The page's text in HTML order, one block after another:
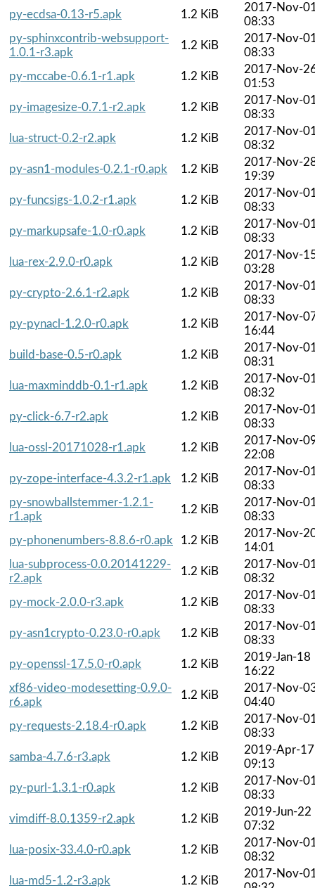
py-ecdsa-0.13-r5.apk
1.2 KiB
2017-Nov-
08:33
py-sphinxcontrib-websupport-
1.0.1-r3.apk
1.2 KiB
2017-Nov-
08:33
py-mccabe-0.6.1-r1.apk
1.2 KiB
2017-Nov-
01:53
py-imagesize-0.7.1-r2.apk
1.2 KiB
2017-Nov-
08:33
lua-struct-0.2-r2.apk
1.2 KiB
2017-Nov-
08:32
py-asn1-modules-0.2.1-r0.apk
1.2 KiB
2017-Nov-
19:39
py-funcsigs-1.0.2-r1.apk
1.2 KiB
2017-Nov-
08:33
py-markupsafe-1.0-r0.apk
1.2 KiB
2017-Nov-
08:33
lua-rex-2.9.0-r0.apk
1.2 KiB
2017-Nov-
03:28
py-crypto-2.6.1-r2.apk
1.2 KiB
2017-Nov-
08:33
py-pynacl-1.2.0-r0.apk
1.2 KiB
2017-Nov-
16:44
build-base-0.5-r0.apk
1.2 KiB
2017-Nov-
08:31
lua-maxminddb-0.1-r1.apk
1.2 KiB
2017-Nov-
08:32
py-click-6.7-r2.apk
1.2 KiB
2017-Nov-
08:33
lua-ossl-20171028-r1.apk
1.2 KiB
2017-Nov-
22:08
py-zope-interface-4.3.2-r1.apk
1.2 KiB
2017-Nov-
08:33
py-snowballstemmer-1.2.1-
r1.apk
1.2 KiB
2017-Nov-
08:33
py-phonenumbers-8.8.6-r0.apk
1.2 KiB
2017-Nov-
14:01
lua-subprocess-0.0.20141229-
r2.apk
1.2 KiB
2017-Nov-
08:32
py-mock-2.0.0-r3.apk
1.2 KiB
2017-Nov-
08:33
py-asn1crypto-0.23.0-r0.apk
1.2 KiB
2017-Nov-
08:33
py-openssl-17.5.0-r0.apk
1.2 KiB
2019-Jan-18
16:22
xf86-video-modesetting-0.9.0-
r6.apk
1.2 KiB
2017-Nov-
04:40
py-requests-2.18.4-r0.apk
1.2 KiB
2017-Nov-
08:33
samba-4.7.6-r3.apk
1.2 KiB
2019-Apr-17
09:13
py-purl-1.3.1-r0.apk
1.2 KiB
2017-Nov-
08:33
vimdiff-8.0.1359-r2.apk
1.2 KiB
2019-Jun-22
07:32
lua-posix-33.4.0-r0.apk
1.2 KiB
2017-Nov-
08:32
lua-md5-1.2-r3.apk
1.2 KiB
2017-Nov-